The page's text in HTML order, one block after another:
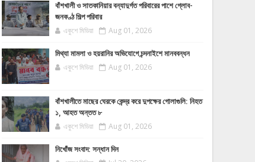
বাঁশখালী ও সাতকানিয়ার বন্যাদুর্গত পরিবারের পাশে গ্লোব-
জনকণ্ঠ শিল্প পরিবার
একুশে মিডিয়া Aug 01, 2026
মিথ্যা মামলা ও হয়রানির অভিযোগে চন্দনাইশে মানববন্ধন
একুশে মিডিয়া Aug 01, 2026
বাঁশখালীতে মাছের ঘেরকে কেন্দ্র করে দুপক্ষের গোলাগুলি: নিহত
১, আহত অন্তত ৮
একুশে মিডিয়া Aug 01, 2026
নিখোঁজ সংবাদ: সন্ধান দিন